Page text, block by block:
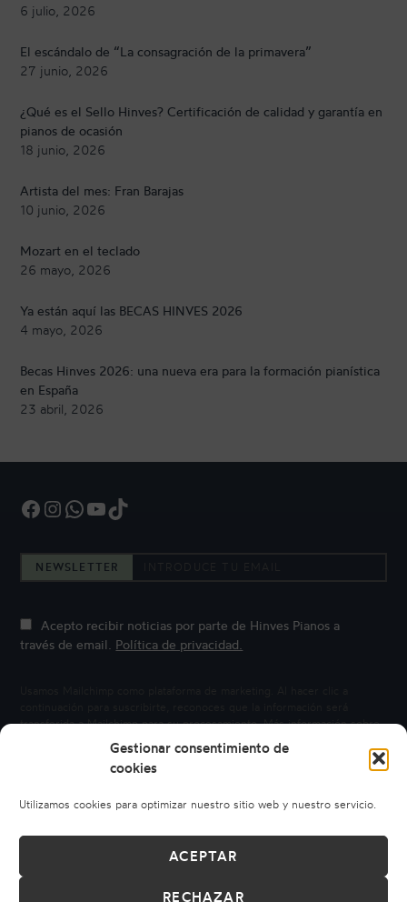
Gestionar consentimiento de
cookies
Utilizamos cookies para optimizar nuestro sitio web y nuestro servicio.
ACEPTAR
RECHAZAR
6 julio, 2026
El escándalo de “La consagración de la primavera”
27 junio, 2026
¿Qué es el Sello Hinves? Certificación de calidad y garantía en
pianos de ocasión
18 junio, 2026
Artista del mes: Fran Barajas
10 junio, 2026
Mozart en el teclado
26 mayo, 2026
Ya están aquí las BECAS HINVES 2026
4 mayo, 2026
Becas Hinves 2026: una nueva era para la formación pianística
en España
23 abril, 2026
Facebook InstagramWhatsApp YouTube TikTok
NEWSLETTER
Acepto recibir noticias por parte de Hinves Pianos a
través de email. Política de privacidad.
transferida a Mailchimp para su procesamiento.Más información sobre